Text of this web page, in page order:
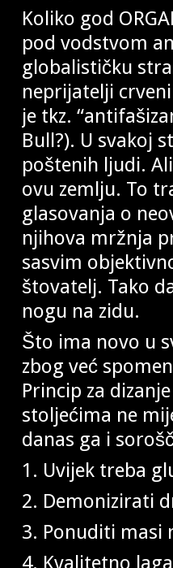
Koliko god
pod vodstvom
globalističku
neprijatelji
je tkz.
Bull?). U svakoj
poštenih ljudi.
ovu zemlju. To
glasovanja o
njihova mržnja
sasvim
štovatelj. Tako
nogu na zidu.
Što ima novo u
zbog već
Princip za
stoljećima ne
danas ga i
1. Uvijek treba
2. Demonizirati
3. Ponuditi masi
4. Kvalitetno